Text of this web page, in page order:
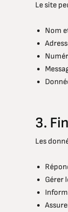
Le site
Nom
3.
Les
Gérer